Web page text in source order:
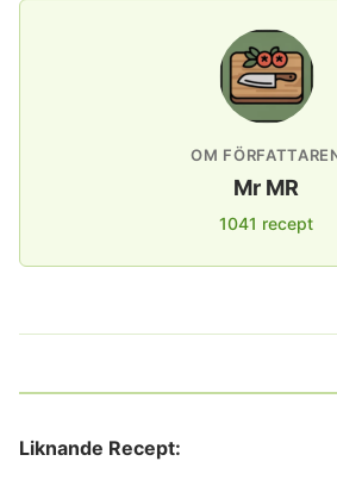
OM
Mr MR
1041 recept
Liknande Recept: